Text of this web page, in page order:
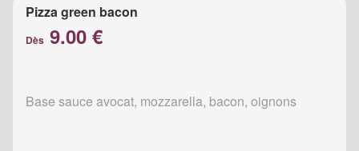
Pizza green bacon
Dès 9.00 €
Base sauce avocat, mozzarella, bacon, oignons